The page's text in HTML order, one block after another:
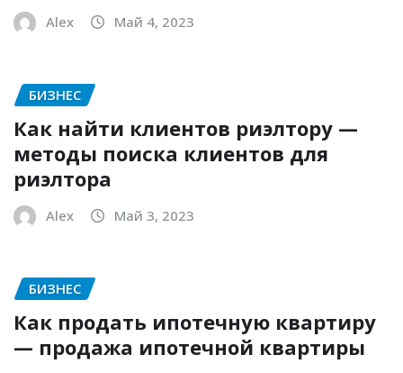
Alex Май 4, 2023
БИЗНЕС
Как найти клиентов риэлтору —
методы поиска клиентов для
риэлтора
Alex Май 3, 2023
БИЗНЕС
Как продать ипотечную квартиру
— продажа ипотечной квартиры